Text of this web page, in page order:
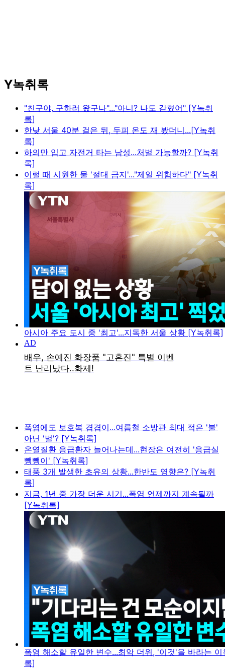
Y녹취록
"친구야, 구하러 왔구나"..."아니? 나도 갇혔어" [Y녹취
록]
한낮 서울 40분 걸은 뒤, 두피 온도 재 봤더니...[Y녹취
록]
하의만 입고 자전거 타는 남성...처벌 가능할까? [Y녹취
록]
이럴 때 시원한 물 '절대 금지'..."제일 위험하다" [Y녹취
록]
아시아 주요 도시 중 '최고'...지독한 서울 상황 [Y녹취록]
폭염에도 보호복 겹겹이...여름철 소방관 최대 적은 '불'
아닌 '벌'? [Y녹취록]
온열질환 응급환자 늘어나는데...현장은 여전히 '응급실
뺑뺑이' [Y녹취록]
태풍 3개 발생한 초유의 상황...한반도 영향은? [Y녹취
록]
지금, 1년 중 가장 더운 시기...폭염 언제까지 계속될까
[Y녹취록]
폭염 해소할 유일한 변수...최악 더위, '이것'을 바라는
록]